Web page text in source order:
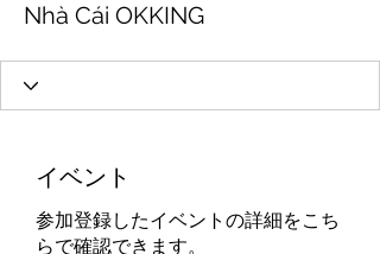
Nhà Cái OKKING
イベント
参加登録したイベントの詳細をこち
らで確認できます。